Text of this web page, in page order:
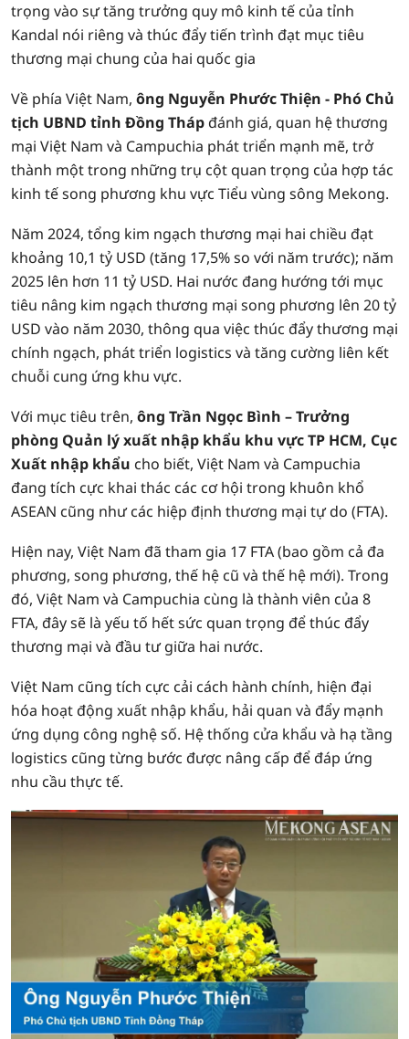
trọng vào sự tăng trưởng quy mô kinh tế của tỉnh
Kandal nói riêng và thúc đẩy tiến trình đạt mục tiêu
thương mại chung của hai quốc gia
Về phía Việt Nam, ông Nguyễn Phước Thiện - Phó Chủ
tịch UBND tỉnh Đồng Thápđánh giá, quan hệ thương
mại Việt Nam và Campuchia phát triển mạnh mẽ, trở
thành một trong những trụ cột quan trọng của hợp tác
kinh tế song phương khu vực Tiểu vùng sông Mekong.
Năm 2024, tổng kim ngạch thương mại hai chiều đạt
khoảng 10,1 tỷ USD (tăng 17,5% so với năm trước); năm
2025 lên hơn 11 tỷ USD. Hai nước đang hướng tới mục
tiêu nâng kim ngạch thương mại song phương lên 20 tỷ
USD vào năm 2030, thông qua việc thúc đẩy thương mại
chính ngạch, phát triển logistics và tăng cường liên kết
chuỗi cung ứng khu vực.
Với mục tiêu trên, ông Trần Ngọc Bình – Trưởng
phòng Quản lý xuất nhập khẩu khu vực TP HCM, Cục
Xuất nhập khẩu cho biết, Việt Nam và Campuchia
đang tích cực khai thác các cơ hội trong khuôn khổ
ASEAN cũng như các hiệp định thương mại tự do (FTA).
Hiện nay, Việt Nam đã tham gia 17 FTA (bao gồm cả đa
phương, song phương, thế hệ cũ và thế hệ mới). Trong
đó, Việt Nam và Campuchia cùng là thành viên của 8
FTA, đây sẽ là yếu tố hết sức quan trọng để thúc đẩy
thương mại và đầu tư giữa hai nước.
Việt Nam cũng tích cực cải cách hành chính, hiện đại
hóa hoạt động xuất nhập khẩu, hải quan và đẩy mạnh
ứng dụng công nghệ số. Hệ thống cửa khẩu và hạ tầng
logistics cũng từng bước được nâng cấp để đáp ứng
nhu cầu thực tế.